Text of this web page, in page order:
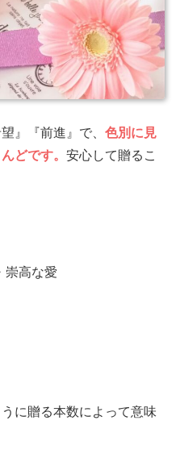
』『前進』で、 色別に見
どです。 安心して贈るこ
崇高な愛
に贈る本数によって意味